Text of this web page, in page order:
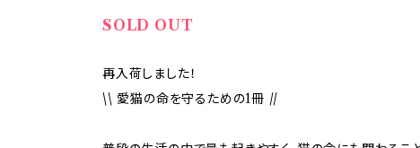
SOLD OUT
再入荷しました！
\\ 愛猫の命を守るための1冊 //